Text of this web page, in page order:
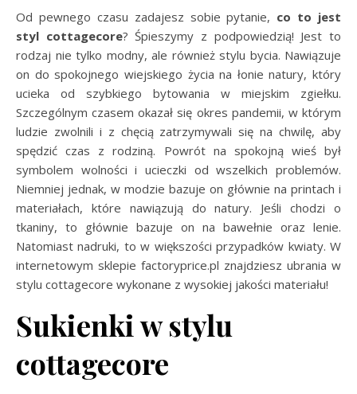
Od pewnego czasu zadajesz sobie pytanie, co to jest
styl cottagecore? Śpieszymy z podpowiedzią! Jest to
rodzaj nie tylko modny, ale również stylu bycia. Nawiązuje
on do spokojnego wiejskiego życia na łonie natury, który
ucieka od szybkiego bytowania w miejskim zgiełku.
Szczególnym czasem okazał się okres pandemii, w którym
ludzie zwolnili i z chęcią zatrzymywali się na chwilę, aby
spędzić czas z rodziną. Powrót na spokojną wieś był
symbolem wolności i ucieczki od wszelkich problemów.
Niemniej jednak, w modzie bazuje on głównie na printach i
materiałach, które nawiązują do natury. Jeśli chodzi o
tkaniny, to głównie bazuje on na bawełnie oraz lenie.
Natomiast nadruki, to w większości przypadków kwiaty. W
internetowym sklepie factoryprice.pl znajdziesz ubrania w
stylu cottagecore wykonane z wysokiej jakości materiału!
Sukienki w stylu
cottagecore